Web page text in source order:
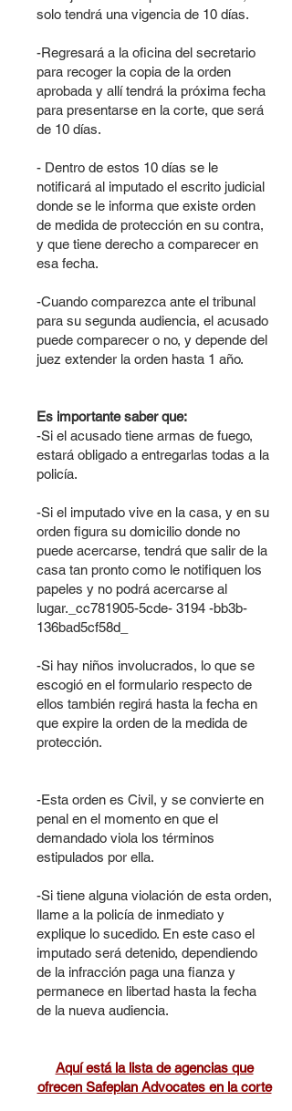
solo tendrá una vigencia de 10 días.
-Regresará a la oficina del secretario
para recoger la copia de la orden
aprobada y allí tendrá la próxima fecha
para presentarse en la corte, que será
de 10 días.
- Dentro de estos 10 días se le
notificará al imputado el escrito judicial
donde se le informa que existe orden
de medida de protección en su contra,
y que tiene derecho a comparecer en
esa fecha.
-Cuando comparezca ante el tribunal
para su segunda audiencia, el acusado
puede comparecer o no, y depende del
juez extender la orden hasta 1 año.
Es importante saber que:
-Si el acusado tiene armas de fuego,
estará obligado a entregarlas todas a la
policía.
-Si el imputado vive en la casa, y en su
orden figura su domicilio donde no
puede acercarse, tendrá que salir de la
casa tan pronto como le notifiquen los
papeles y no podrá acercarse al
lugar._cc781905-5cde- 3194 -bb3b-
136bad5cf58d_
-Si hay niños involucrados, lo que se
escogió en el formulario respecto de
ellos también regirá hasta la fecha en
que expire la orden de la medida de
protección.
-Esta orden es Civil, y se convierte en
penal en el momento en que el
demandado viola los términos
estipulados por ella.
-Si tiene alguna violación de esta orden,
llame a la policía de inmediato y
explique lo sucedido. En este caso el
imputado será detenido, dependiendo
de la infracción paga una fianza y
permanece en libertad hasta la fecha
de la nueva audiencia.
Aquí está la lista de agencias que
ofrecen Safeplan Advocates en la corte